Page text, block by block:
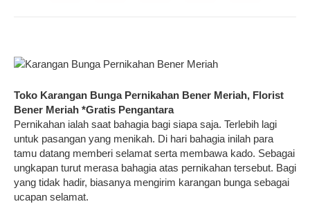
Toko Karangan Bunga Pernikahan Bener Meriah, Florist
Bener Meriah *Gratis Pengantara
Pernikahan ialah saat bahagia bagi siapa saja. Terlebih lagi
untuk pasangan yang menikah. Di hari bahagia inilah para
tamu datang memberi selamat serta membawa kado. Sebagai
ungkapan turut merasa bahagia atas pernikahan tersebut. Bagi
yang tidak hadir, biasanya mengirim karangan bunga sebagai
ucapan selamat.